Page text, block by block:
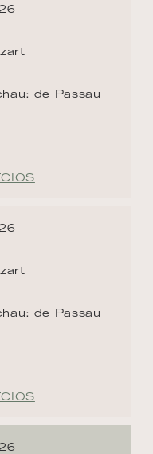
de Passau
de Passau